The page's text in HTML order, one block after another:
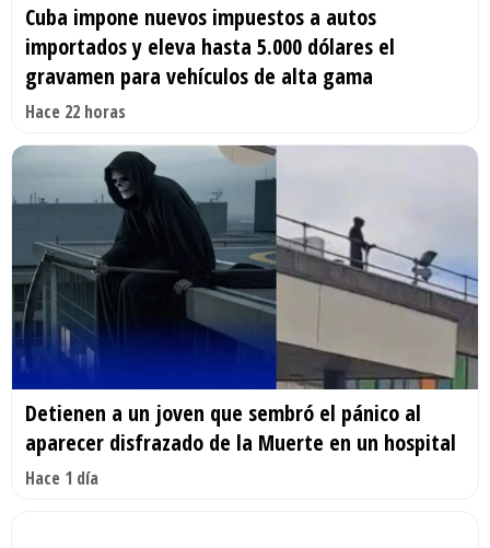
Cuba impone nuevos impuestos a autos
importados y eleva hasta 5.000 dólares el
gravamen para vehículos de alta gama
Hace 22 horas
Detienen a un joven que sembró el pánico al
aparecer disfrazado de la Muerte en un hospital
Hace 1 día